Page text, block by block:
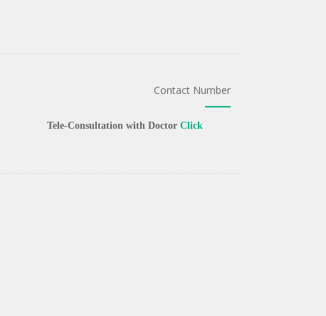
Contact Number
Tele-Consultation with Doctor Click